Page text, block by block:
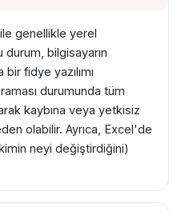
genellikle yerel
durum, bilgisayarın
bir fidye yazılımı
durumunda tüm
kaybına veya yetkisiz
olabilir. Ayrıca, Excel'de
neyi değiştirdiğini)